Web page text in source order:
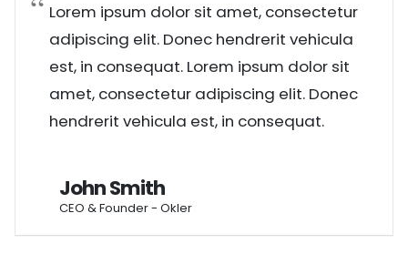
Lorem ipsum dolor sit amet, consectetur
adipiscing elit. Donec hendrerit vehicula
est, in consequat. Lorem ipsum dolor sit
amet, consectetur adipiscing elit. Donec
hendrerit vehicula est, in consequat.
John Smith
CEO & Founder - Okler